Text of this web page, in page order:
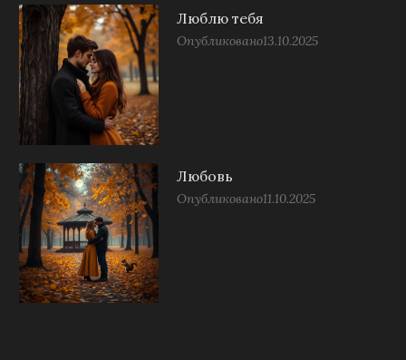
Люблю тебя
Опубликовано13.10.2025
Любовь
Опубликовано11.10.2025